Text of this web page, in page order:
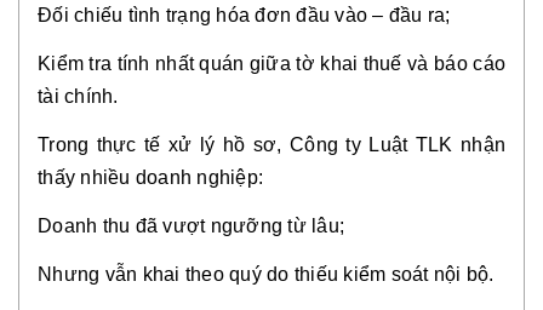
Đối chiếu tình trạng hóa đơn đầu vào – đầu ra;
Kiểm tra tính nhất quán giữa tờ khai thuế và báo cáo
tài chính.
Trong thực tế xử lý hồ sơ, Công ty Luật TLK nhận
thấy nhiều doanh nghiệp:
Doanh thu đã vượt ngưỡng từ lâu;
Nhưng vẫn khai theo quý do thiếu kiểm soát nội bộ.